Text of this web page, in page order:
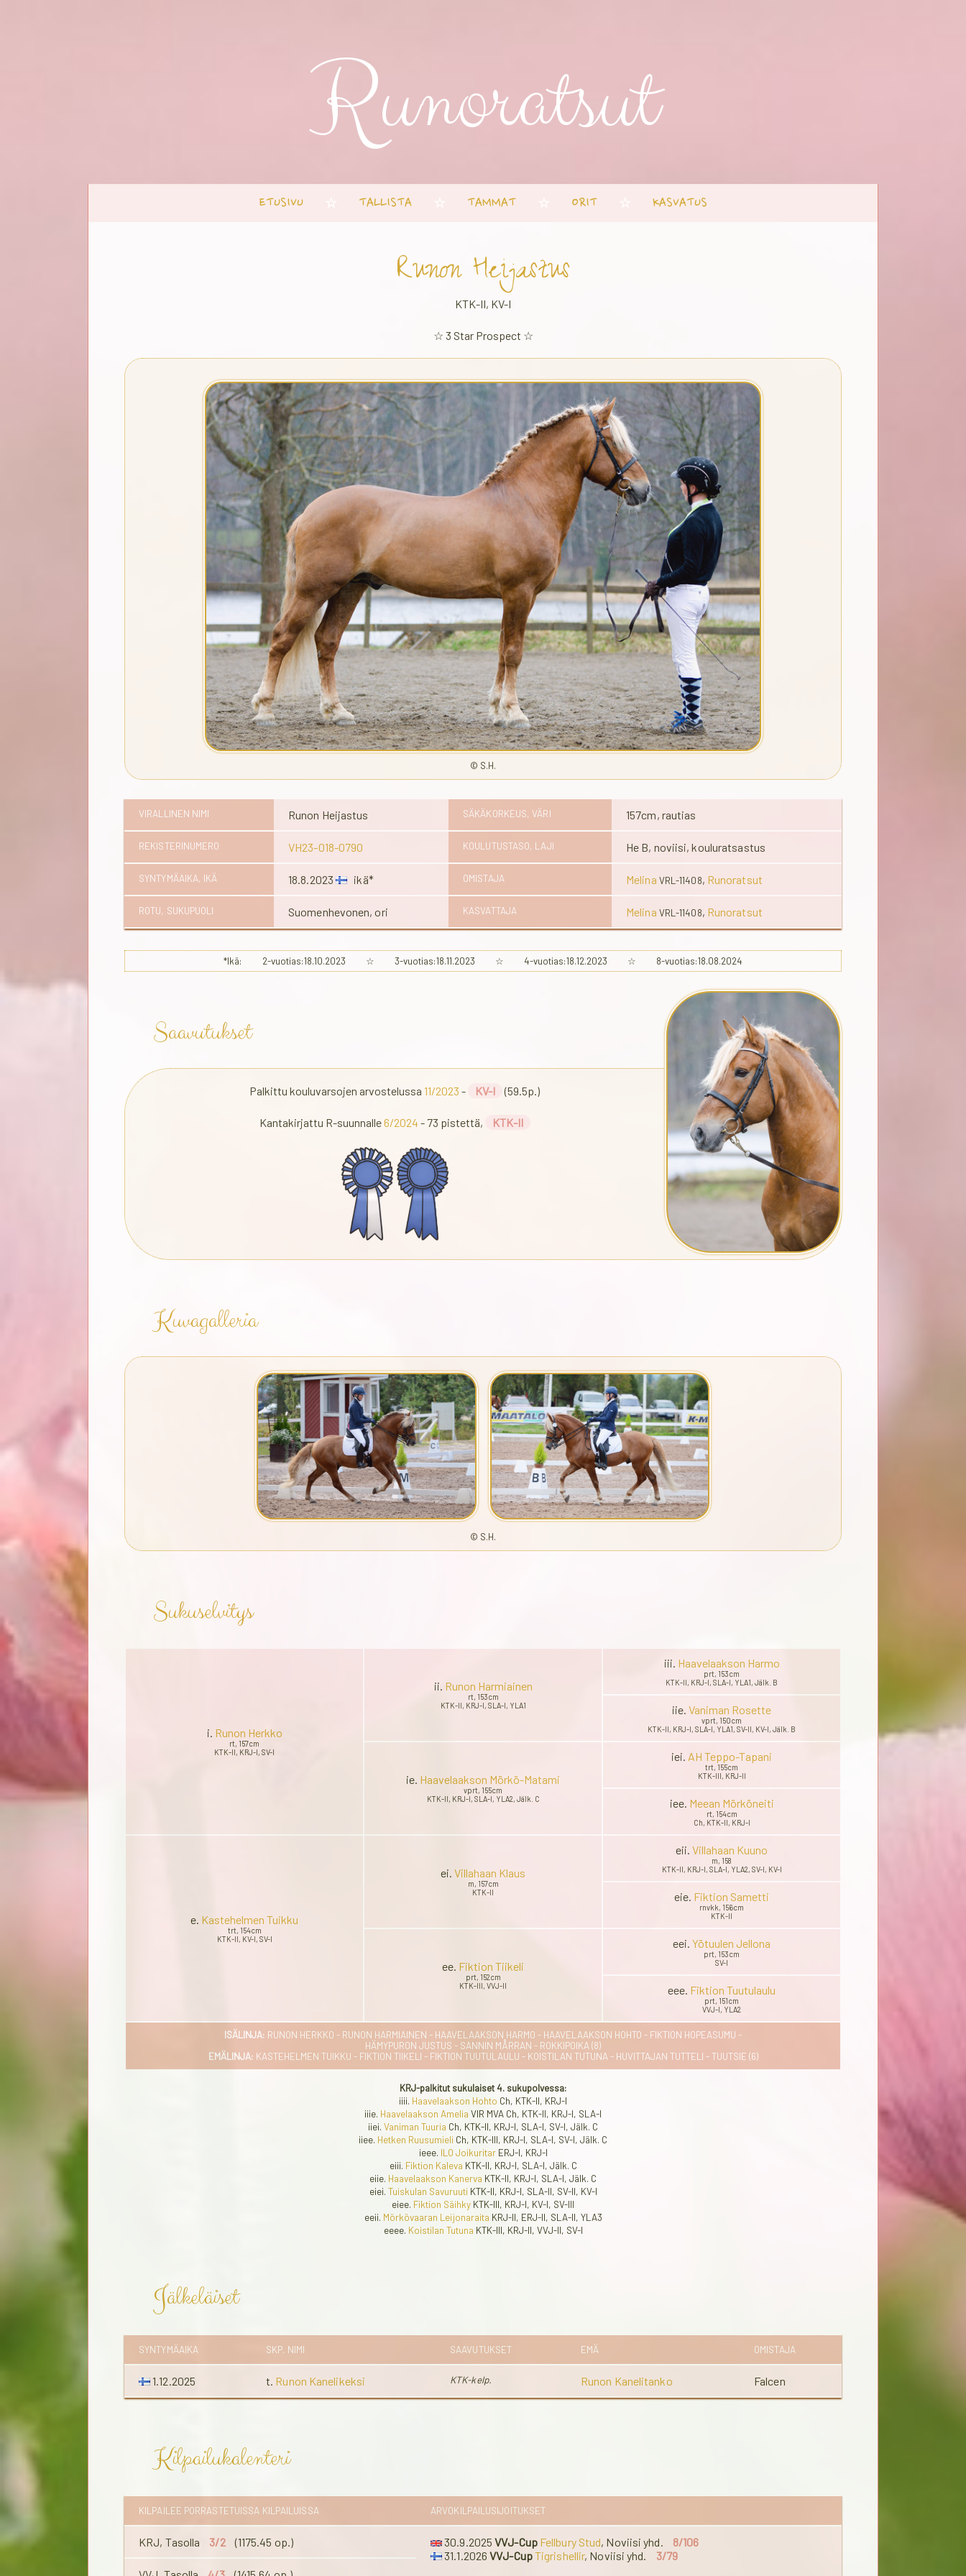
Runoratsut
ETUSIVU TALLISTA TAMMAT ORIT KASVATUS
Runon Heijastus
KTK-II, KV-I
☆ 3 Star Prospect ☆
© S.H.
VIRALLINEN NIMI Runon Heijastus SÄKÄKORKEUS, VÄRI 157cm, rautias
REKISTERINUMERO VH23-018-0790 KOULUTUSTASO, LAJI He B, noviisi, kouluratsastus
SYNTYMÄAIKA, IKÄ 18.8.2023 ikä* OMISTAJA Melina VRL-11408, Runoratsut
ROTU, SUKUPUOLI Suomenhevonen, ori KASVATTAJA Melina VRL-11408, Runoratsut
*Ikä: 2-vuotias:18.10.2023 ☆ 3-vuotias:18.11.2023 ☆ 4-vuotias:18.12.2023 ☆ 8-vuotias:18.08.2024
Saavutukset
Palkittu kouluvarsojen arvostelussa11/2023 - KV-I (59.5p.)
Kantakirjattu R-suunnalle6/2024 - 73 pistettä, KTK-II
Kuvagalleria
© S.H.
Sukuselvitys
i. Runon Herkko
rt, 157cm
KTK-II, KRJ-I, SV-I
ii. Runon Harmiainen
rt, 153cm
KTK-II, KRJ-I, SLA-I, YLA1
iii. Haavelaakson Harmo
prt, 153cm
KTK-II, KRJ-I, SLA-I, YLA1, Jälk. B
iie. Vaniman Rosette
vprt, 150cm
KTK-II, KRJ-I, SLA-I, YLA1, SV-II, KV-I, Jälk. B
ie. Haavelaakson Mörkö-Matami
vprt, 155cm
KTK-II, KRJ-I, SLA-I, YLA2, Jälk. C
iei. AH Teppo-Tapani
trt, 155cm
KTK-III, KRJ-II
iee. Meean Mörköneiti
rt, 154cm
Ch, KTK-II, KRJ-I
e. Kastehelmen Tuikku
trt, 154cm
KTK-II, KV-I, SV-I
ei. Villahaan Klaus
m, 157cm
KTK-II
eii. Villahaan Kuuno
m, 158
KTK-II, KRJ-I, SLA-I, YLA2, SV-I, KV-I
eie. Fiktion Sametti
rnvkk, 156cm
KTK-II
ee. Fiktion Tiikeli
prt, 152cm
KTK-III, VVJ-II
eei. Yötuulen Jellona
prt, 153cm
SV-I
eee. Fiktion Tuutulaulu
prt, 151cm
VVJ-I, YLA2
ISÄLINJA: RUNON HERKKO - RUNON HARMIAINEN - HAAVELAAKSON HARMO - HAAVELAAKSON HOHTO - FIKTION HOPEASUMU -
HÄMYPURON JUSTUS - SANNIN MÅRRAN - ROKKIPOIKA (8)
EMÄLINJA: KASTEHELMEN TUIKKU - FIKTION TIIKELI - FIKTION TUUTULAULU - KOISTILAN TUTUNA - HUVITTAJAN TUTTELI - TUUTSIE (6)
KRJ-palkitut sukulaiset 4. sukupolvessa:
iiii. Haavelaakson Hohto Ch, KTK-II, KRJ-I
iiie. Haavelaakson Amelia VIR MVA Ch, KTK-II, KRJ-I, SLA-I
iiei. Vaniman Tuuria Ch, KTK-II, KRJ-I, SLA-I, SV-I, Jälk. C
iiee. Hetken Ruusumieli Ch, KTK-III, KRJ-I, SLA-I, SV-I, Jälk. C
ieee. ILO JoikuritarERJ-I, KRJ-I
eiii. Fiktion Kaleva KTK-II, KRJ-I, SLA-I, Jälk. C
eiie. Haavelaakson Kanerva KTK-II, KRJ-I, SLA-I, Jälk. C
eiei. Tuiskulan Savuruuti KTK-II, KRJ-I, SLA-II, SV-II, KV-I
eiee. Fiktion Säihky KTK-III, KRJ-I, KV-I, SV-III
eeii. Mörkövaaran Leijonaraita KRJ-II, ERJ-II, SLA-II, YLA3
eeee. Koistilan Tutuna KTK-III, KRJ-II, VVJ-II, SV-I
Jälkeläiset
SYNTYMÄAIKA SKP. NIMI SAAVUTUKSET EMÄ OMISTAJA
1.12.2025 t. Runon Kanelikeksi KTK-kelp. Runon Kanelitanko Falcen
Kilpailukalenteri
KILPAILEE PORRASTETUISSA KILPAILUISSA ARVOKILPAILUSIJOITUKSET
KRJ, Tasolla 3/2 (1175.45 op.) 30.9.2025VVJ-Cup Fellbury Stud, Noviisi yhd.
8/106
31.1.2026VVJ-CupTigrishellir, Noviisi yhd.
3/79